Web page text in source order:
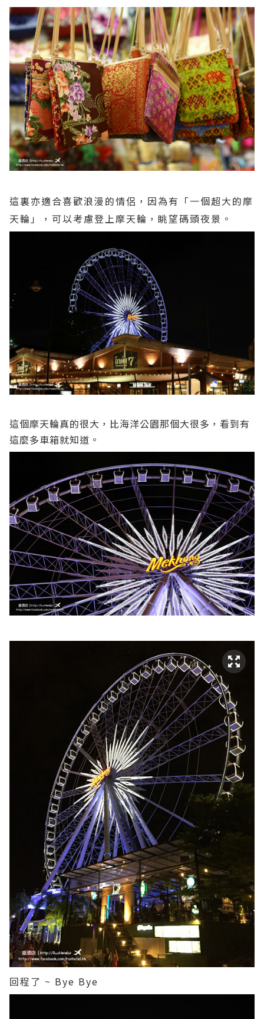
這裏亦適合喜歡浪漫的情侶，因為有「一個超大的摩
天輪」，可以考慮登上摩天輪，眺望碼頭夜景。
這個摩天輪真的很大，比海洋公園那個大很多，看到有
這麼多車箱就知道。
回程了 ~ Bye Bye